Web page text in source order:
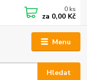
Menu
Hledat
0 ks
za 0,00 Kč